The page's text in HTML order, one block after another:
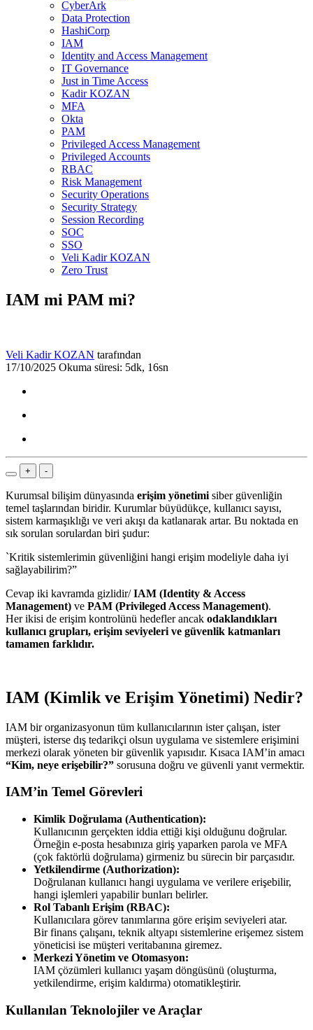
CyberArk
Data Protection
HashiCorp
IAM
Identity and Access Management
IT Governance
Just in Time Access
Kadir KOZAN
MFA
Okta
PAM
Privileged Access Management
Privileged Accounts
RBAC
Risk Management
Security Operations
Security Strategy
Session Recording
SOC
SSO
Veli Kadir KOZAN
Zero Trust
IAM mi PAM mi?
Veli Kadir KOZAN tarafından
17/10/2025 Okuma süresi: 5dk, 16sn
+ -
Kurumsal bilişim dünyasında erişim yönetimi siber güvenliğin
temel taşlarından biridir. Kurumlar büyüdükçe, kullanıcı sayısı,
sistem karmaşıklığı ve veri akışı da katlanarak artar. Bu noktada en
sık sorulan sorulardan biri şudur:
`Kritik sistemlerimin güvenliğini hangi erişim modeliyle daha iyi
sağlayabilirim?”
Cevap iki kavramda gizlidir/IAM (Identity & Access
Management) ve PAM (Privileged Access Management).
Her ikisi de erişim kontrolünü hedefler ancak odaklandıkları
kullanıcı grupları, erişim seviyeleri ve güvenlik katmanları
tamamen farklıdır.
IAM (Kimlik ve Erişim Yönetimi) Nedir?
IAM bir organizasyonun tüm kullanıcılarının ister çalışan, ister
müşteri, isterse dış tedarikçi olsun uygulama ve sistemlere erişimini
merkezi olarak yöneten bir güvenlik yapısıdır. Kısaca IAM’in amacı
“Kim, neye erişebilir?” sorusuna doğru ve güvenli yanıt vermektir.
IAM’in Temel Görevleri
Kimlik Doğrulama (Authentication):
Kullanıcının gerçekten iddia ettiği kişi olduğunu doğrular.
Örneğin e-posta hesabınıza giriş yaparken parola ve MFA
(çok faktörlü doğrulama) girmeniz bu sürecin bir parçasıdır.
Yetkilendirme (Authorization):
Doğrulanan kullanıcı hangi uygulama ve verilere erişebilir,
hangi işlemleri yapabilir bunları belirler.
Rol Tabanlı Erişim (RBAC):
Kullanıcılara görev tanımlarına göre erişim seviyeleri atar.
Bir finans çalışanı, teknik altyapı sistemlerine erişemez sistem
yöneticisi ise müşteri veritabanına giremez.
Merkezi Yönetim ve Otomasyon:
IAM çözümleri kullanıcı yaşam döngüsünü (oluşturma,
yetkilendirme, erişim kaldırma) otomatikleştirir.
Kullanılan Teknolojiler ve Araçlar